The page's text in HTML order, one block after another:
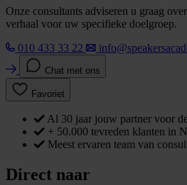
Onze consultants adviseren u graag
verhaal voor uw specifieke doelgroep.
010 433 33 22
Chat met ons
Favoriet
Al 30 jaar jouw partner voor
+ 50.000 tevreden klanten in
Meest ervaren team van
Direct naar